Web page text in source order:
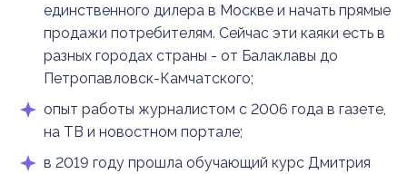
единственного дилера в Москве и начать прямые
продажи потребителям. Сейчас эти каяки есть в
разных городах страны - от Балаклавы до
Петропавловск-Камчатского;
опыт работы журналистом с 2006 года в газете,
на ТВ и новостном портале;
в 2019 году прошла обучающий курс Дмитрия